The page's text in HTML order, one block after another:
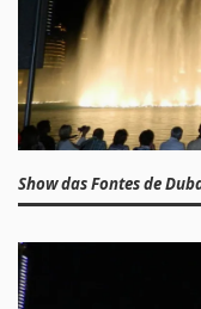
Show das Fontes de